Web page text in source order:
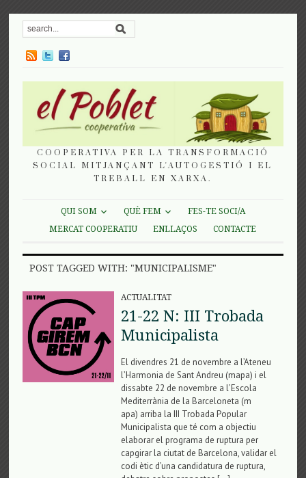
COOPERATIVA PER LA TRANSFORMACIÓ
SOCIAL MITJANÇANT L'AUTOGESTIÓ I EL
TREBALL EN XARXA.
QUI SOM QUÈ FEM
FES-TE SOCI/A
MERCAT COOPERATIU
ENLLAÇOS CONTACTE
POST TAGGED WITH: "MUNICIPALISME"
ACTUALITAT
21-22 N: III Trobada
Municipalista
El divendres 21 de novembre a l’Ateneu
l’Harmonia de Sant Andreu (mapa) i el
dissabte 22 de novembre a l’Escola
Mediterrània de la Barceloneta (​m​
apa) arriba la III Trobada Popular
Municipalista que té com a objectiu
elaborar el programa de ruptura per
capgirar la ciutat de Barcelona, validar el
codi ètic d’una candidatura de ruptura,